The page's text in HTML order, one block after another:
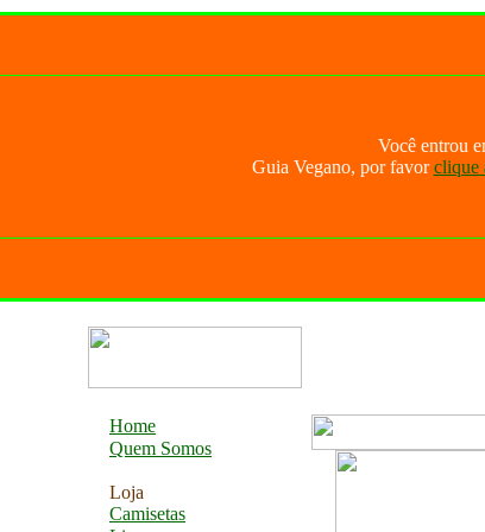
Você entrou
Guia Vegano, por favorclique
Home
Quem Somos
Loja
Camisetas